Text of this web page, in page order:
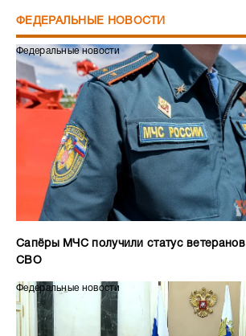
ФЕДЕРАЛЬНЫЕ НОВОСТИ
Федеральные новости
Сапёры МЧС получили статус ветеранов
СВО
Федеральные новости